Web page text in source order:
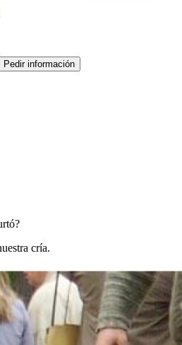
Pedir información
cría.